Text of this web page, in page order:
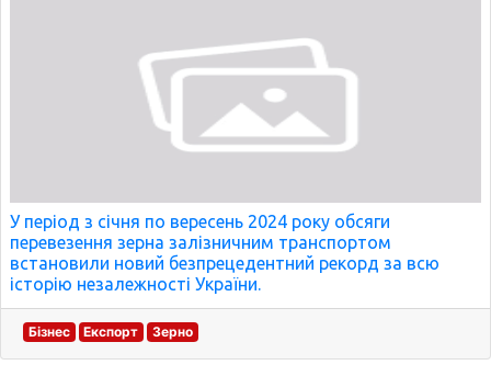
У період з січня по вересень 2024 року обсяги
перевезення зерна залізничним транспортом
встановили новий безпрецедентний рекорд за всю
історію незалежності України.
Бізнес Експорт Зерно